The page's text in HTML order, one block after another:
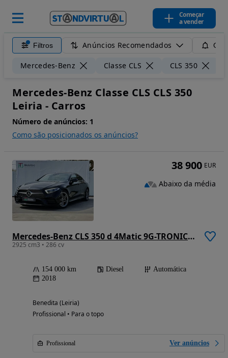
Começar
a vender
Filtros Anúncios Recomendados
Mercedes-Benz Classe CLS CLS 350
Mercedes-Benz Classe CLS CLS 350
Leiria - Carros
Número de anúncios: 1
Como são posicionados os anúncios?
Mercedes-Benz CLS 350 d 4Matic 9G-TRONIC AMG Line
2925 cm3 • 286 cv
154 000 km Diesel
Automática
2018
Benedita (Leiria)
Profissional • Para o topo
Profissional Ver anúncios
38 900 EUR
Abaixo da média